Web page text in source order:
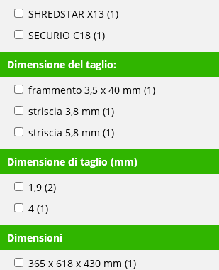
SHREDSTAR X13 (1)
SECURIO C18 (1)
Dimensione del taglio:
frammento 3,5 x 40 mm (1)
striscia 3,8 mm (1)
striscia 5,8 mm (1)
Dimensione di taglio (mm)
1,9 (2)
4 (1)
Dimensioni
365 x 618 x 430 mm (1)